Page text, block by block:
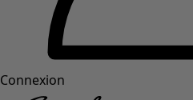
Connexion